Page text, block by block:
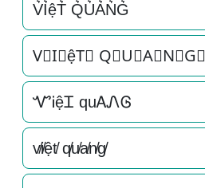
V͛I͛ệT͛ Q͛U͛A͛N͛G͛
V⃒I⃒ệT⃒ Q⃒U⃒A⃒N⃒G⃒
ᏉᎥệᏆ quᎪᏁᎶ
v̸i̸ệt̸ q̸u̸a̸n̸g̸